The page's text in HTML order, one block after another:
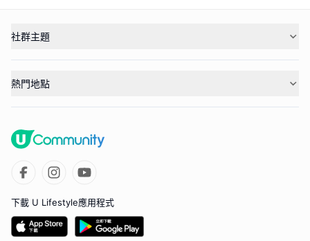
社群主題
熱門地點
下載 U Lifestyle應用程式